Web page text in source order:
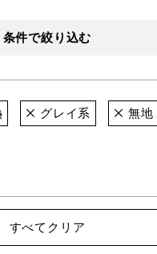
条件で絞り込む
グレイ系 無地
すべてクリア